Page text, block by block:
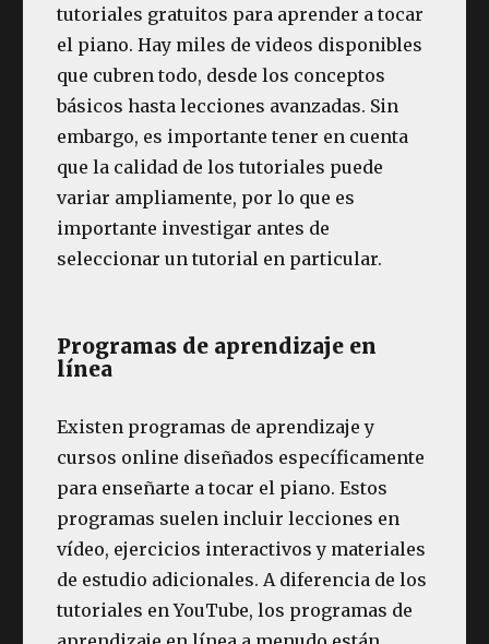
tutoriales gratuitos para aprender a tocar
el piano. Hay miles de videos disponibles
que cubren todo, desde los conceptos
básicos hasta lecciones avanzadas. Sin
embargo, es importante tener en cuenta
que la calidad de los tutoriales puede
variar ampliamente, por lo que es
importante investigar antes de
seleccionar un tutorial en particular.
Programas de aprendizaje en
línea
Existen programas de aprendizaje y
cursos online diseñados específicamente
para enseñarte a tocar el piano. Estos
programas suelen incluir lecciones en
vídeo, ejercicios interactivos y materiales
de estudio adicionales. A diferencia de los
tutoriales en YouTube, los programas de